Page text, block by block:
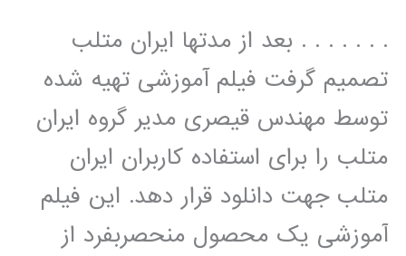
. . . . . . . بعد از مدتها ایران متلب
تصمیم گرفت فیلم آموزشی تهیه شده
توسط مهندس قیصری مدیر گروه ایران
متلب را برای استفاده کاربران ایران
متلب جهت دانلود قرار دهد. این فیلم
آموزشی یک محصول منحصربفرد از